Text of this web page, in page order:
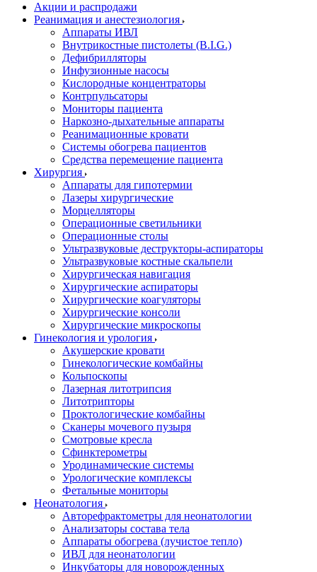
Акции и распродажи
Реанимация и анестезиология
Аппараты ИВЛ
Внутрикостные пистолеты (B.I.G.)
Дефибрилляторы
Инфузионные насосы
Кислородные концентраторы
Контрпульсаторы
Мониторы пациента
Наркозно-дыхательные аппараты
Реанимационные кровати
Системы обогрева пациентов
Средства перемещение пациента
Хирургия
Аппараты для гипотермии
Лазеры хирургические
Морцелляторы
Операционные светильники
Операционные столы
Ультразвуковые деструкторы-аспираторы
Ультразвуковые костные скальпели
Хирургическая навигация
Хирургические аспираторы
Хирургические коагуляторы
Хирургические консоли
Хирургические микроскопы
Гинекология и урология
Акушерские кровати
Гинекологические комбайны
Кольпоскопы
Лазерная литотрипсия
Литотрипторы
Проктологические комбайны
Сканеры мочевого пузыря
Смотровые кресла
Сфинктерометры
Уродинамические системы
Урологические комплексы
Фетальные мониторы
Неонатология
Авторефрактометры для неонатологии
Анализаторы состава тела
Аппараты обогрева (лучистое тепло)
ИВЛ для неонатологии
Инкубаторы для новорожденных